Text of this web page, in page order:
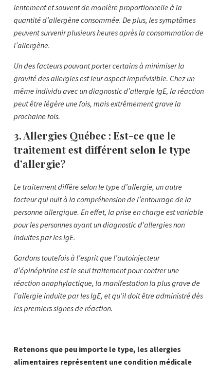
lentement et souvent de manière proportionnelle à la
quantité d’allergène consommée. De plus, les symptômes
peuvent survenir plusieurs heures après la consommation de
l’allergène.
Un des facteurs pouvant porter certains à minimiser la
gravité des allergies est leur aspect imprévisible. Chez un
même individu avec un diagnostic d’allergie IgE, la réaction
peut être légère une fois, mais extrêmement grave la
prochaine fois.
3.Allergies Québec :Est-ce que le
traitement est différent selon le type
d’allergie?
Le traitement diffère selon le type d’allergie, un autre
facteur qui nuit à la compréhension de l’entourage de la
personne allergique. En effet, la prise en charge est variable
pour les personnes ayant un diagnostic d’allergies non
induites par les IgE.
Gardons toutefois à l’esprit que l’autoinjecteur
d’épinéphrine est le seul traitement pour contrer une
réaction anaphylactique, la manifestation la plus grave de
l’allergie induite par les IgE, et qu’il doit être administré dès
les premiers signes de réaction.
Retenons que peu importe le type, les allergies
alimentaires représentent une condition médicale